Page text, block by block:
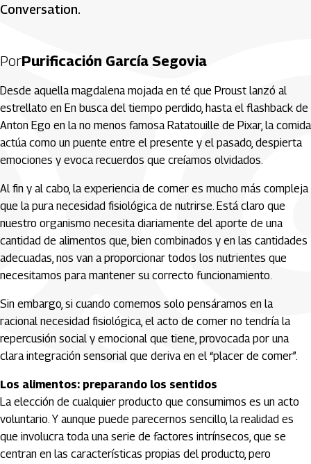
Conversation.
PorPurificación García Segovia
Desde aquella magdalena mojada en té que Proust lanzó al
estrellato en En busca del tiempo perdido, hasta el flashback de
Anton Ego en la no menos famosa Ratatouille de Pixar, la comida
actúa como un puente entre el presente y el pasado, despierta
emociones y evoca recuerdos que creíamos olvidados.
Al fin y al cabo, la experiencia de comer es mucho más compleja
que la pura necesidad fisiológica de nutrirse. Está claro que
nuestro organismo necesita diariamente del aporte de una
cantidad de alimentos que, bien combinados y en las cantidades
adecuadas, nos van a proporcionar todos los nutrientes que
necesitamos para mantener su correcto funcionamiento.
Sin embargo, si cuando comemos solo pensáramos en la
racional necesidad fisiológica, el acto de comer no tendría la
repercusión social y emocional que tiene, provocada por una
clara integración sensorial que deriva en el “placer de comer”.
Los alimentos: preparando los sentidos
La elección de cualquier producto que consumimos es un acto
voluntario. Y aunque puede parecernos sencillo, la realidad es
que involucra toda una serie de factores intrínsecos, que se
centran en las características propias del producto, pero